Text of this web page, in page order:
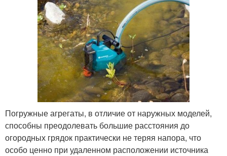
Задачи для насоса Центробежный насос
Водяной насос Поливочные насосы
Насосы для дачи Насос для скважины
Погружные агрегаты, в отличие от наружных моделей,
способны преодолевать большие расстояния до
огородных грядок практически не теряя напора, что
особо ценно при удаленном расположении источника